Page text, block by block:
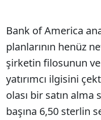
Bank of America
planlarının henüz
şirketin filosunun ve
yatırımcı ilgisini
olası bir satın
başına 6,50 sterlin